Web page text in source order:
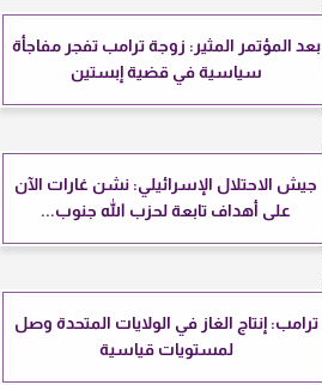
بعد المؤتمر المثير: زوجة ترامب تفجر مفاجأة
سياسية في قضية إبستين
جيش الاحتلال الإسرائيلي: نشن غارات الآن
على أهداف تابعة لحزب الله جنوب...
ترامب: إنتاج الغاز في الولايات المتحدة وصل
لمستويات قياسية